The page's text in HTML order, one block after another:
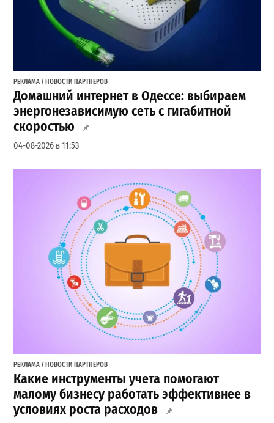
РЕКЛАМА / НОВОСТИ ПАРТНЕРОВ
Домашний интернет в Одессе: выбираем
энергонезависимую сеть с гигабитной
скоростью
04-08-2026 в 11:53
РЕКЛАМА / НОВОСТИ ПАРТНЕРОВ
Какие инструменты учета помогают
малому бизнесу работать эффективнее в
условиях роста расходов